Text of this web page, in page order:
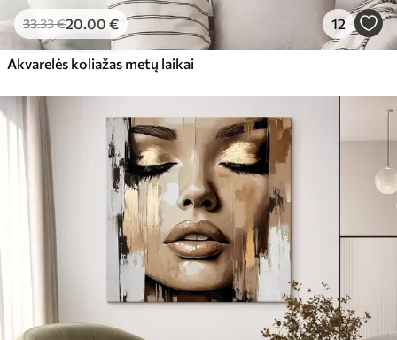
33.33€20.00 € 12
Akvarelės koliažas metų laikai